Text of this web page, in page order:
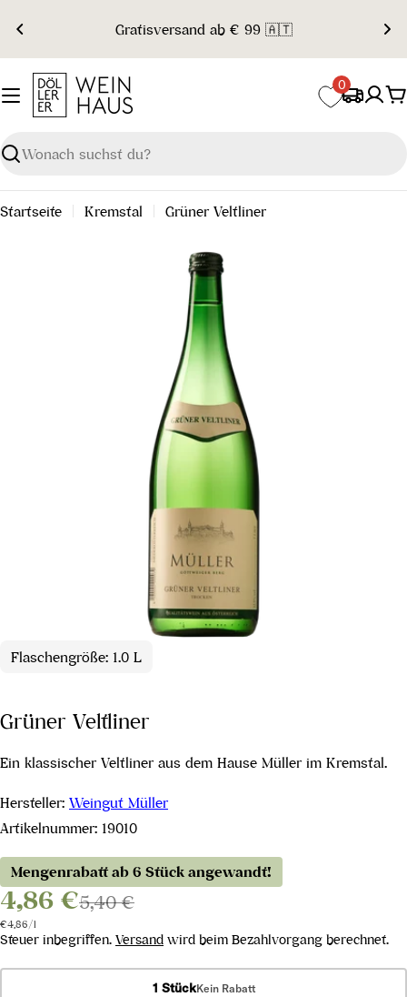
Inhalt
springen
Gratisversand ab € 99 🇦🇹
Suchen
0
Startseite Kremstal Grüner Veltliner
Flaschengröße: 1.0 L
Grüner Veltliner
Ein klassischer Veltliner aus dem Hause Müller im Kremstal.
Hersteller: Weingut Müller
Artikelnummer: 19010
Mengenrabatt ab 6 Stück angewandt!
4,86 €5,40 €
Stückpreis
€4,86/pro
l
Steuer inbegriffen. Versand wird beim Bezahlvorgang berechnet.
1 StückKein Rabatt